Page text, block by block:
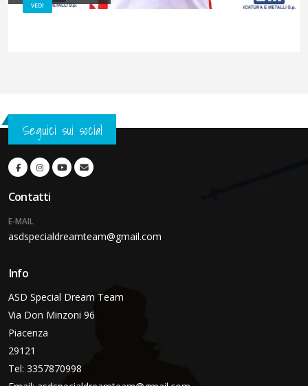
VEDI
Seguici sui social
Contatti
E-MAIL
asdspecialdreamteam@gmail.com
Info
ASD Special Dream Team
Via Don Minzoni 96
Piacenza
29121
Tel: 3357870998